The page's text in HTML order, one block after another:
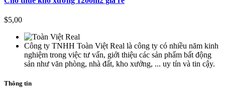
$5,00
Công ty TNHH Toàn Việt Real là công ty có nhiều năm kinh
nghiệm trong việc tư vấn, giới thiệu các sản phẩm bất động
sản như văn phòng, nhà đất, kho xưởng, ... uy tín và tin cậy.
Thông tin